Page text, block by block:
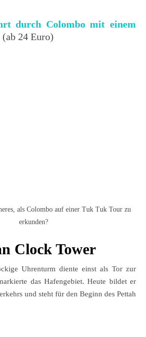
durch Colombo mit einem
24 Euro)
als Colombo auf einer Tuk Tuk Tour zu
erkunden?
Clock Tower
Uhrenturm diente einst als Tor zur
das Hafengebiet. Heute bildet er
und steht für den Beginn des Pettah